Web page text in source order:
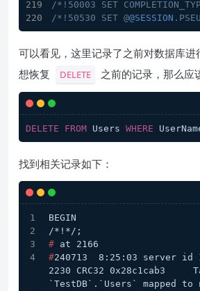
/*!50003 SET
/*!50530 SET @@SESSION
可以看见，这里记录了之前对数据库进
想恢复
DELETE 之前的记录，那么应
DELETE FROM Users WHERE
找到相关记录如下：
BEGIN
/*!*/;
# at 2166
#240713  8:25:03 server id
2230 CRC32 0x28c1cab3
`TestDB`.`Users` mapped to